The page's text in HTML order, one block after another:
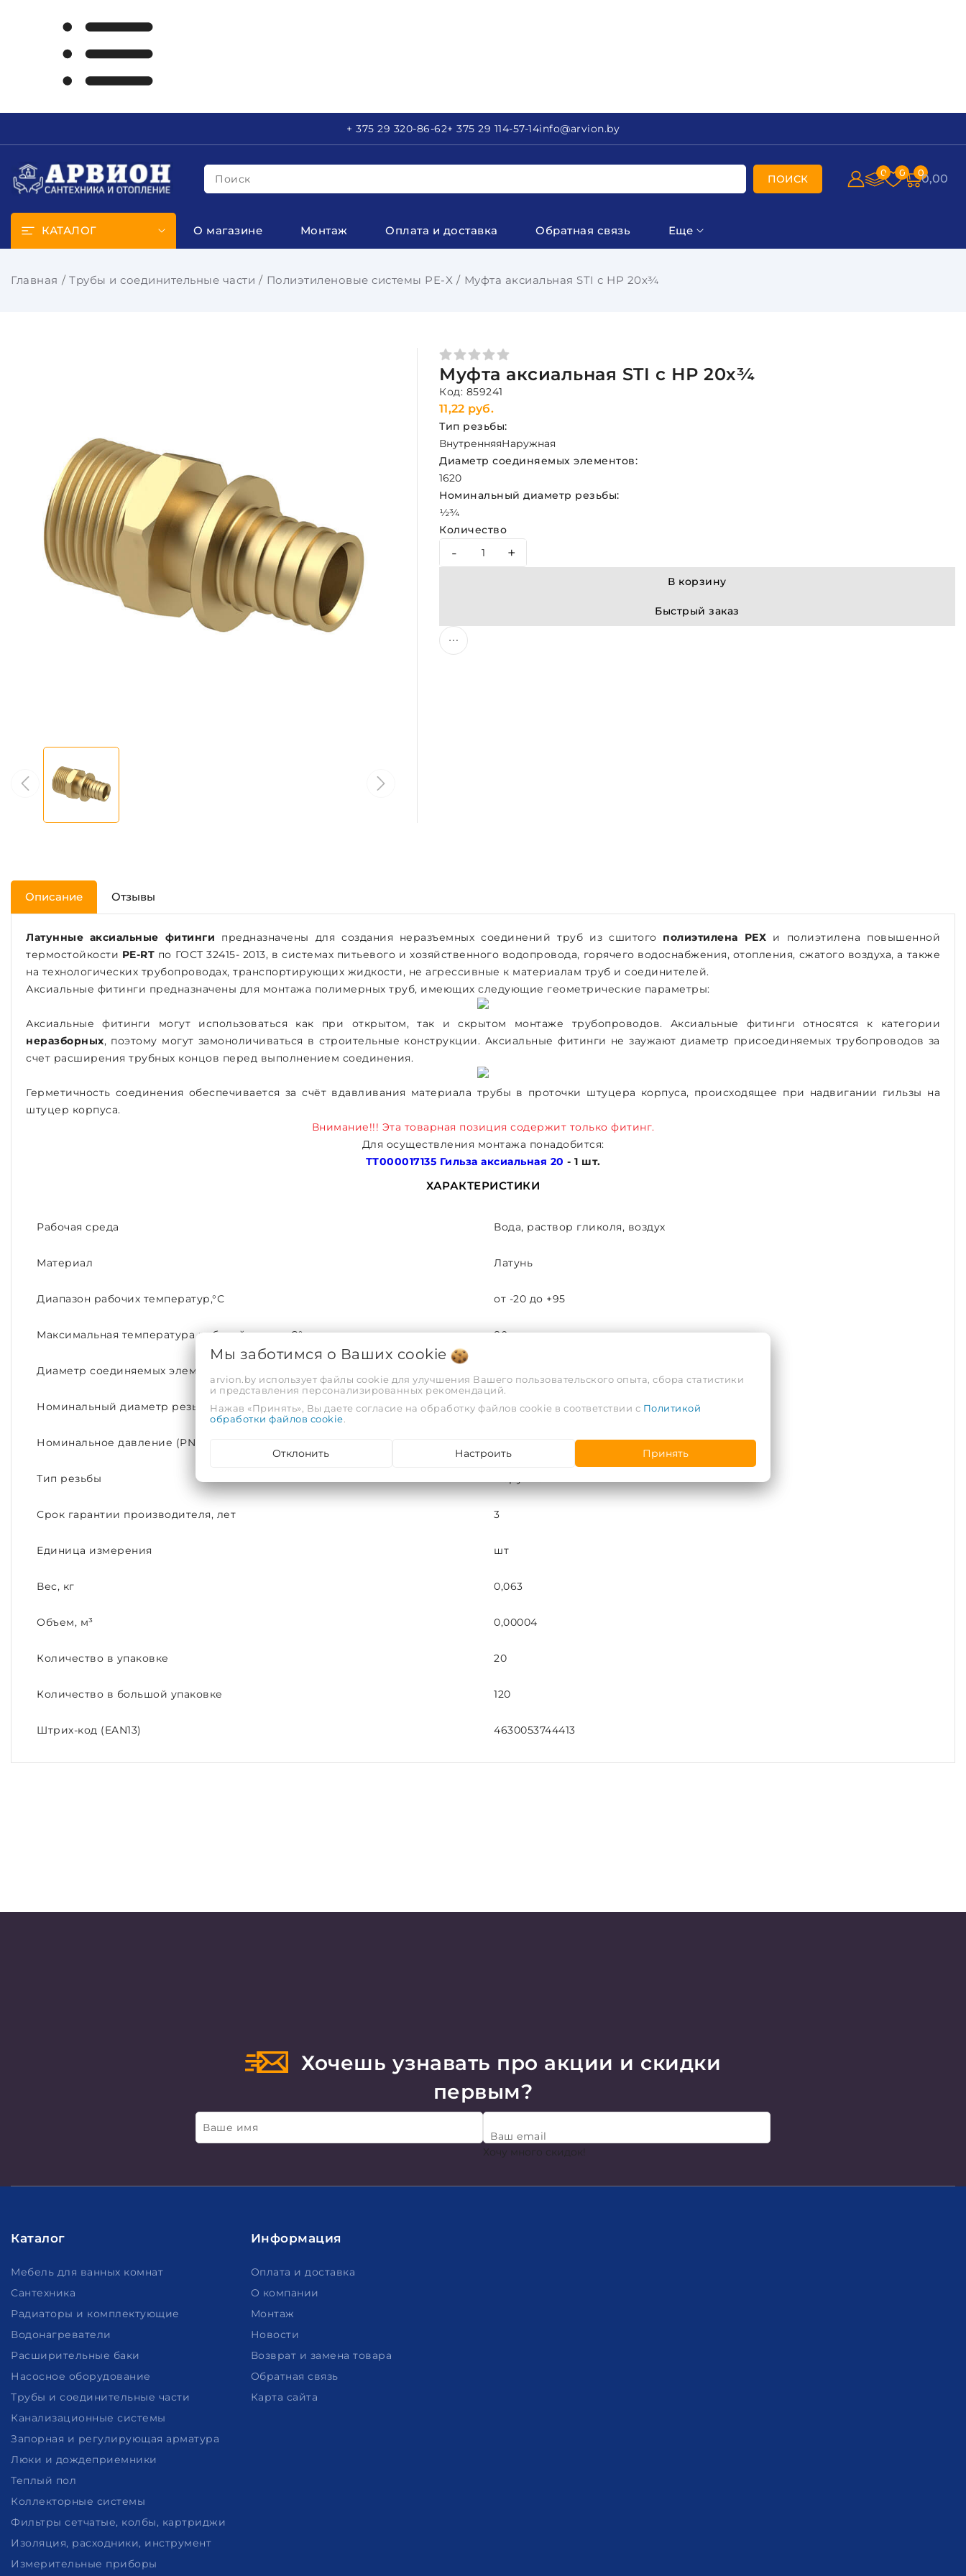
+ 375 29 320-86-62+ 375 29 114-57-14info@arvion.by
Поиск ПОИСК 0 0 00,00
КАТАЛОГ О магазине Монтаж Оплата и доставка Обратная связь Еще
Главная Трубы и соединительные части Полиэтиленовые системы PE-X Муфта аксиальная STI с НР 20х¾
Муфта аксиальная STI с НР 20х¾
Код: 859241
11,22 руб.
Тип резьбы:
ВнутренняяНаружная
Диаметр соединяемых элементов:
1620
Номинальный диаметр резьбы:
½¾
Количество
- +
В корзину
Быстрый заказ
Описание Отзывы
Латунные аксиальные фитинги предназначены для создания неразъемных соединений труб из сшитого полиэтилена РЕХ и полиэтилена повышенной
термостойкости PE-RT по ГОСТ 32415- 2013, в системах питьевого и хозяйственного водопровода, горячего водоснабжения, отопления, сжатого воздуха, а также
на технологических трубопроводах, транспортирующих жидкости, не агрессивные к материалам труб и соединителей.
Аксиальные фитинги предназначены для монтажа полимерных труб, имеющих следующие геометрические параметры:
Аксиальные фитинги могут использоваться как при открытом, так и скрытом монтаже трубопроводов. Аксиальные фитинги относятся к категории
неразборных, поэтому могут замоноличиваться в строительные конструкции. Аксиальные фитинги не заужают диаметр присоединяемых трубопроводов за
счет расширения трубных концов перед выполнением соединения.
Герметичность соединения обеспечивается за счёт вдавливания материала трубы в проточки штуцера корпуса, происходящее при надвигании гильзы на
штуцер корпуса.
Внимание!!! Эта товарная позиция содержит только фитинг.
Для осуществления монтажа понадобится:
ТТ000017135 Гильза аксиальная 20 - 1 шт.
ХАРАКТЕРИСТИКИ
Рабочая среда Вода, раствор гликоля, воздух
Материал Латунь
Диапазон рабочих температур,°С от -20 до +95
Максимальная температура рабочей среды, С° 80
Диаметр соединяемых элементов
Номинальный диаметр резьбы ¾
Номинальное давление (PN)
Тип резьбы
Срок гарантии производителя, лет 3
Единица измерения шт
Вес, кг 0,063
Объем, м³ 0,00004
Количество в упаковке 20
Количество в большой упаковке 120
Штрих-код (EAN13) 4630053744413
Хочешь узнавать про акции и скидки
первым?
Ваше имя
Ваш email
Хочу много скидок!
Каталог
Мебель для ванных комнат
Сантехника
Радиаторы и комплектующие
Водонагреватели
Расширительные баки
Насосное оборудование
Трубы и соединительные части
Канализационные системы
Запорная и регулирующая арматура
Люки и дождеприемники
Теплый пол
Коллекторные системы
Фильтры сетчатые, колбы, картриджи
Изоляция, расходники, инструмент
Измерительные приборы
Информация
Оплата и доставка
О компании
Монтаж
Новости
Возврат и замена товара
Обратная связь
Карта сайта
Мы заботимся о Ваших cookie
arvion.by использует файлы cookie для улучшения Вашего пользовательского опыта, сбора статистики
и представления персонализированных рекомендаций.
Нажав «Принять», Вы даете согласие на обработку файлов cookie в соответствии с Политикой
обработки файлов cookie.
Отклонить Настроить Принять